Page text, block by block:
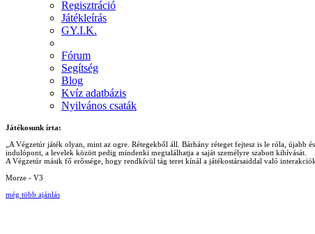
Regisztráció
Játékleírás
GY.I.K.
Fórum
Segítség
Blog
Kvíz adatbázis
Nyilvános csaták
Játékosunk írta:
„A Végzetúr játék olyan, mint az ogre. Rétegekből áll. Bárhány réteget fejtesz is le róla,
indulópont, a levelek között pedig mindenki megtalálhatja a saját személyre szabott kihívását.
A Végzetúr másik fő erőssége, hogy rendkívül tág teret kínál a játékostársaiddal való
Morze - V3
még több ajánlás